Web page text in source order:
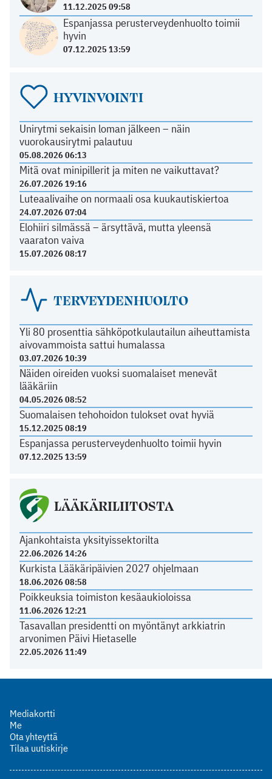
11.12.2025 09:58
Espanjassa perusterveydenhuolto toimii
hyvin
07.12.2025 13:59
HYVINVOINTI
Unirytmi sekaisin loman jälkeen – näin
vuorokausirytmi palautuu
05.08.2026 06:13
Mitä ovat minipillerit ja miten ne vaikuttavat?
26.07.2026 19:16
Luteaalivaihe on normaali osa kuukautiskiertoa
24.07.2026 07:04
Elohiiri silmässä – ärsyttävä, mutta yleensä
vaaraton vaiva
15.07.2026 08:17
TERVEYDENHUOLTO
Yli 80 prosenttia sähköpotkulautailun aiheuttamista
aivovammoista sattui humalassa
03.07.2026 10:39
Näiden oireiden vuoksi suomalaiset menevät
lääkäriin
04.05.2026 08:52
Suomalaisen tehohoidon tulokset ovat hyviä
15.12.2025 08:19
Espanjassa perusterveydenhuolto toimii hyvin
07.12.2025 13:59
LÄÄKÄRILIITOSTA
Ajankohtaista yksityissektorilta
22.06.2026 14:26
Kurkista Lääkäripäivien 2027 ohjelmaan
18.06.2026 08:58
Poikkeuksia toimiston kesäaukioloissa
11.06.2026 12:21
Tasavallan presidentti on myöntänyt arkkiatrin
arvonimen Päivi Hietaselle
22.05.2026 11:49
Mediakortti
Me
Ota yhteyttä
Tilaa uutiskirje